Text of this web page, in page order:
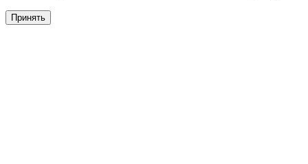
Принять